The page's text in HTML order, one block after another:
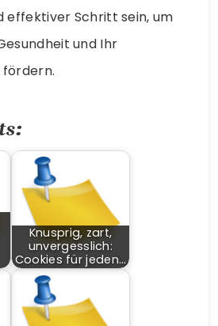
effektiver Schritt sein, um
und Ihr
Knusprig, zart,
unvergesslich:
Cookies für jeden…